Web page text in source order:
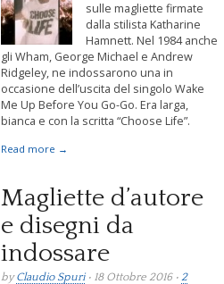
sulle magliette firmate
dalla stilista Katharine
Hamnett. Nel 1984 anche
gli Wham, George Michael e Andrew
Ridgeley, ne indossarono una in
occasione dell’uscita del singolo Wake
Me Up Before You Go-Go. Era larga,
bianca e con la scritta “Choose Life”.
Read more →
Magliette d’autore
e disegni da
indossare
byClaudio Spuri• 18 Ottobre 2016 • 2